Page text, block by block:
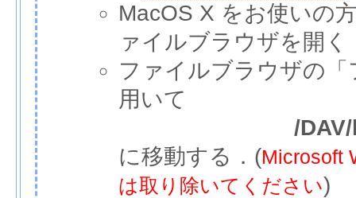
MacOS X をお使いの
ァイルブラウザを開く
ファイルブラウザの
用いて
/
に移動する．(Microsoft
は取り除いてください)